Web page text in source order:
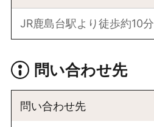
JR鹿島台駅より徒歩約10分
問い合わせ先
問い合わせ先